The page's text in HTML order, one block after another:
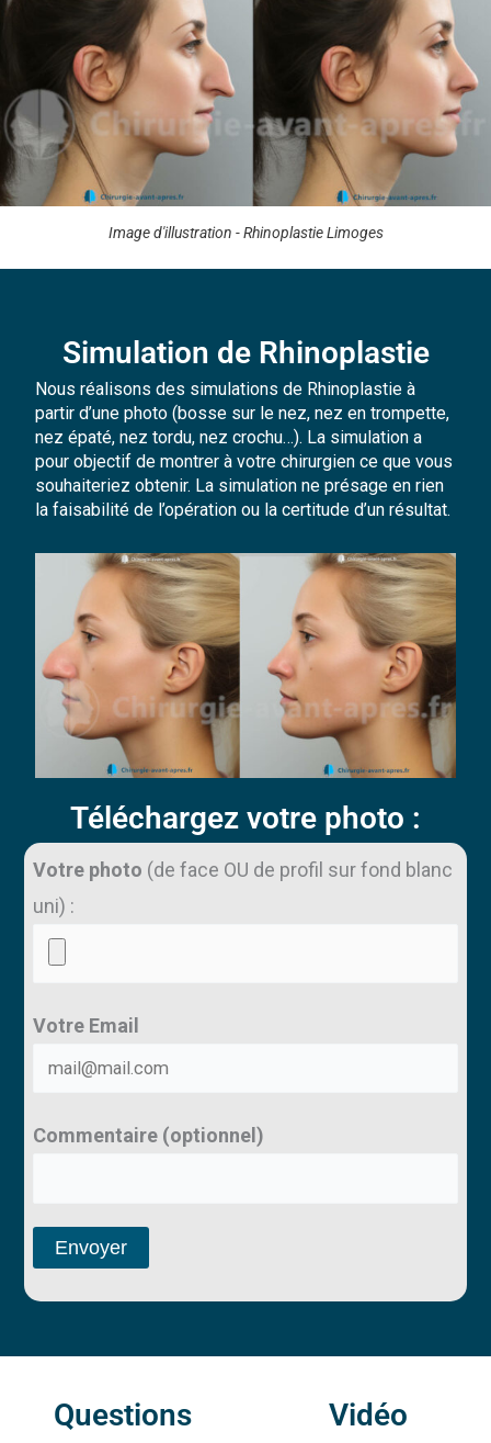
Image d'illustration - Rhinoplastie Limoges
Simulation de Rhinoplastie
Nous réalisons des simulations de Rhinoplastie à
partir d’une photo (bosse sur le nez, nez en trompette,
nez épaté, nez tordu, nez crochu…). La simulation a
pour objectif de montrer à votre chirurgien ce que vous
souhaiteriez obtenir. La simulation ne présage en rien
la faisabilité de l’opération ou la certitude d’un résultat.
Téléchargez votre photo :
Votre photo (de face OU de profil sur fond blanc
uni) :
Votre Email
Commentaire (optionnel)
Questions
Vidéo